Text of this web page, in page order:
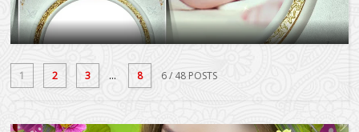
1 2 3 ... 8 6/ 48 POSTS